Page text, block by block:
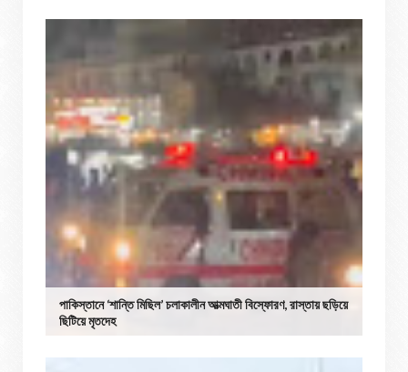
পাকিস্তানে ‘শান্তি মিছিল’ চলাকালীন আত্মঘাতী বিস্ফোরণ, রাস্তায় ছড়িয়ে
ছিটিয়ে মৃতদেহ